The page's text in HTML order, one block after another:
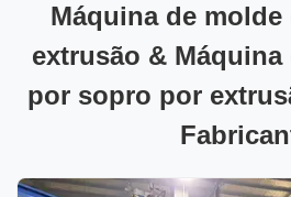
Máquina de
extrusão &
por sopro por